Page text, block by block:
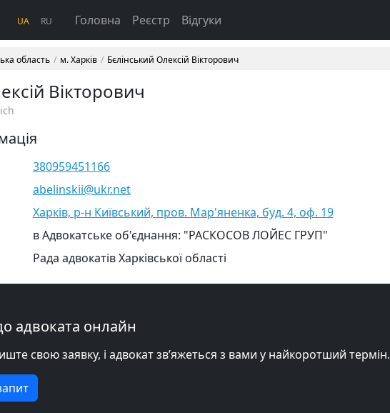
UA RU Головна Реєстр Відгуки
область м. Харків Бєлінський Олексій Вікторович
Вікторович
380959451166
abelinskii@ukr.net
Харків, р-н Київський, пров. Мар'яненка, буд. 4, оф. 19
в Адвокатське об'єднання: "РАСКОСОВ ЛОЙЕС ГРУП"
Рада адвокатів Харківської області
адвоката онлайн
свою заявку, і адвокат зв’яжеться з вами у найкоротший термін.